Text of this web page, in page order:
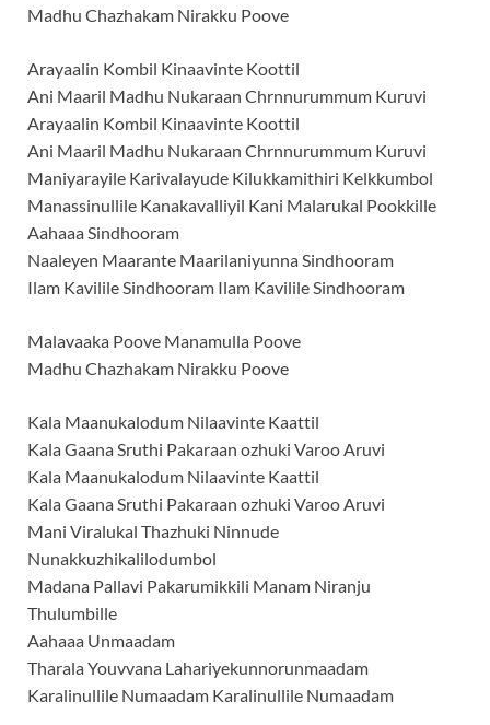
Madhu Chazhakam Nirakku Poove
Arayaalin Kombil Kinaavinte Koottil
Ani Maaril Madhu Nukaraan Chrnnurummum Kuruvi
Arayaalin Kombil Kinaavinte Koottil
Ani Maaril Madhu Nukaraan Chrnnurummum Kuruvi
Maniyarayile Karivalayude Kilukkamithiri Kelkkumbol
Manassinullile Kanakavalliyil Kani Malarukal Pookkille
Aahaaa Sindhooram
Naaleyen Maarante Maarilaniyunna Sindhooram
Ilam Kavilile Sindhooram Ilam Kavilile Sindhooram
Malavaaka Poove Manamulla Poove
Madhu Chazhakam Nirakku Poove
Kala Maanukalodum Nilaavinte Kaattil
Kala Gaana Sruthi Pakaraan ozhuki Varoo Aruvi
Kala Maanukalodum Nilaavinte Kaattil
Kala Gaana Sruthi Pakaraan ozhuki Varoo Aruvi
Mani Viralukal Thazhuki Ninnude
Nunakkuzhikalilodumbol
Madana Pallavi Pakarumikkili Manam Niranju
Thulumbille
Aahaaa Unmaadam
Tharala Youvvana Lahariyekunnorunmaadam
Karalinullile Numaadam Karalinullile Numaadam